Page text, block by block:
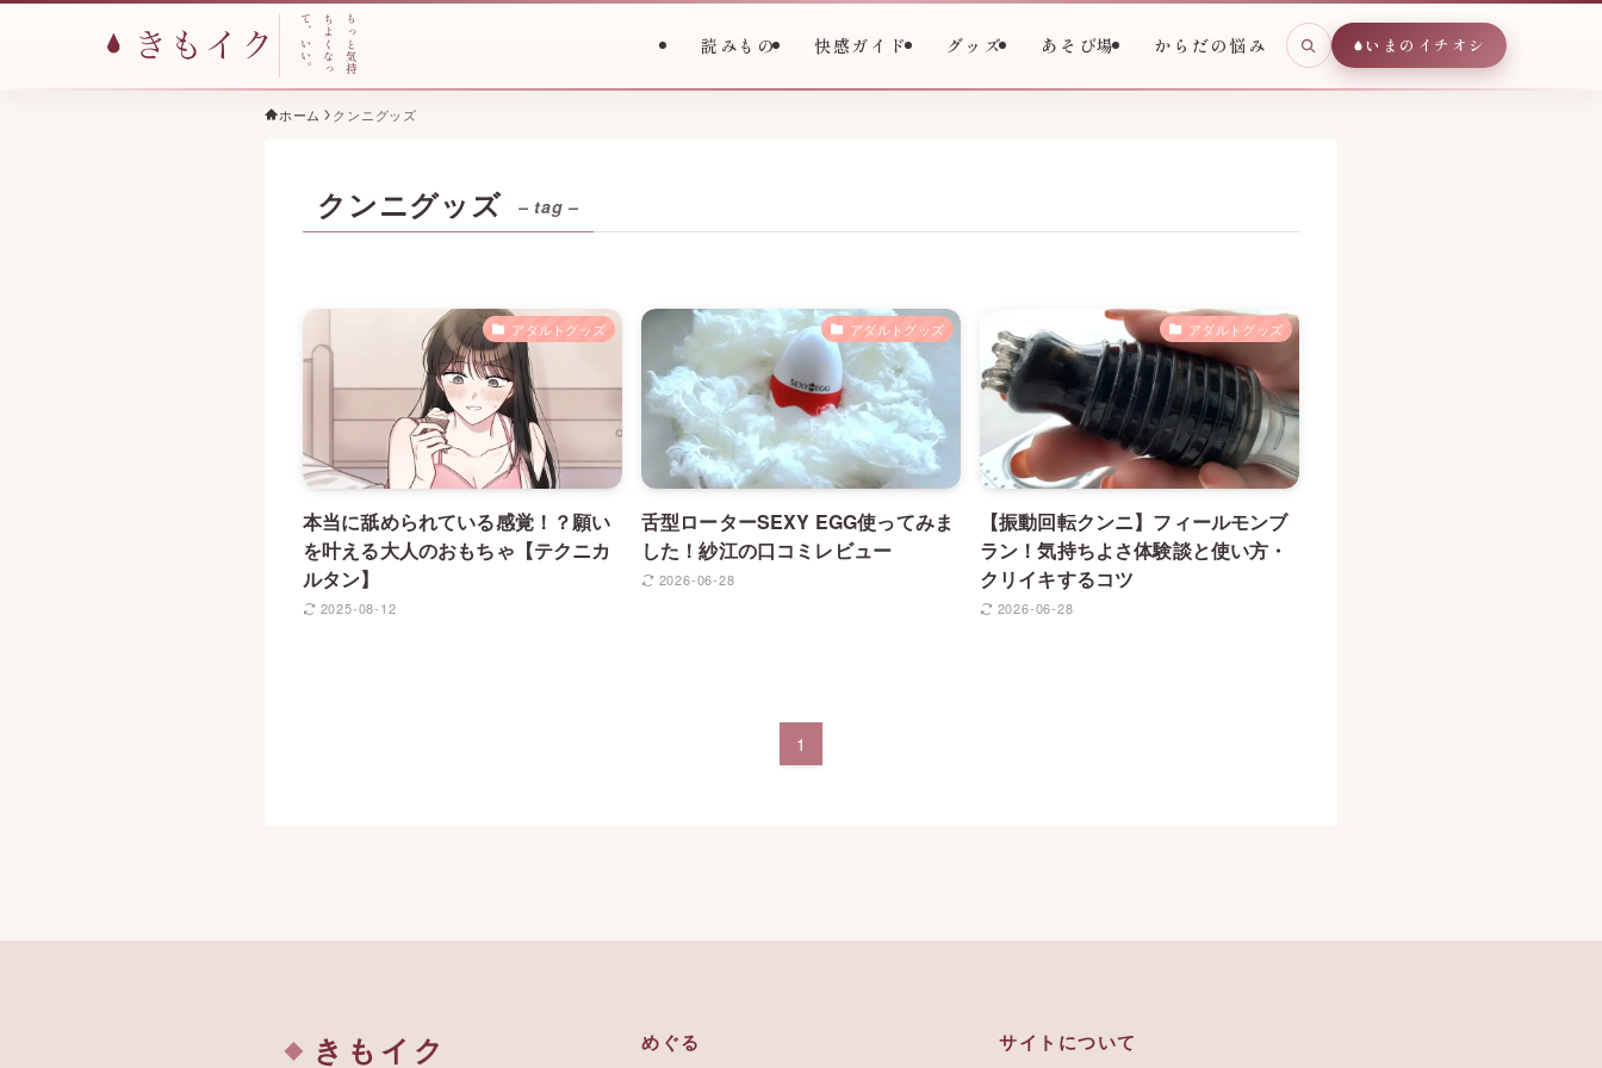
も
っ
と
気
持
ち
よ
く
な
っ
て
、
い
い
。
読みもの 快感ガイド グッズ あそび場 からだの悩み いまのイチオシ
ホーム クンニグッズ
クンニグッズ – tag –
アダルトグッズ
本当に舐められている感覚！？願い
を叶える大人のおもちゃ【テクニカ
ルタン】
2025-08-12
アダルトグッズ
舌型ローターSEXY EGG使ってみま
した！紗江の口コミレビュー
2026-06-28
アダルトグッズ
【振動回転クンニ】フィールモンブ
ラン！気持ちよさ体験談と使い方・
クリイキするコツ
2026-06-28
1
きもイク めぐる サイトについて